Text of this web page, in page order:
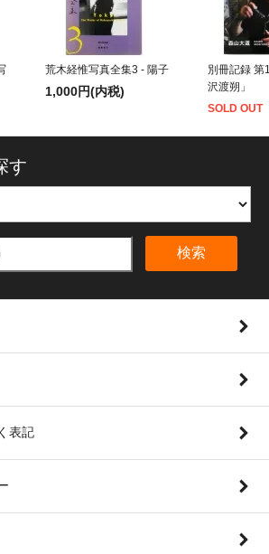
荒木経惟写真全集3 - 陽子
1,000円(内税)
別冊記録 第
沢渡朔」
SOLD OUT
す
検索
表記